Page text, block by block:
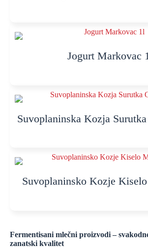
Jogurt Markovac
Suvoplaninska Kozja
Suvoplaninsko Kozje
Fermentisani mlečni proizvodi –
zanatski kvalitet